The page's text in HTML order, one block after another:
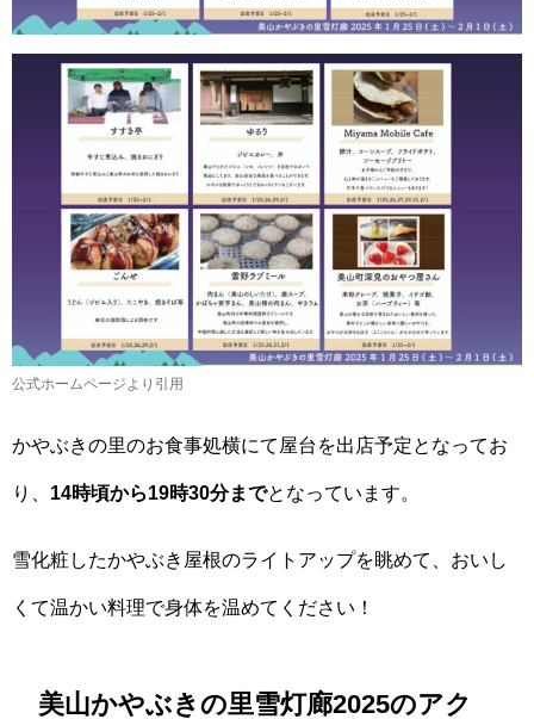
公式ホームページより引用
かやぶきの里のお食事処横にて屋台を出店予定となってお
り、 14時頃から19時30分までとなっています。
雪化粧したかやぶき屋根のライトアップを眺めて、おいし
くて温かい料理で身体を温めてください！
美山かやぶきの里雪灯廊2025のアク